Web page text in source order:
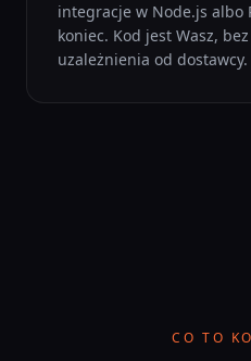
integracje w Node.js albo
koniec. Kod jest Wasz,
uzależnienia od dostawcy.
CO TO